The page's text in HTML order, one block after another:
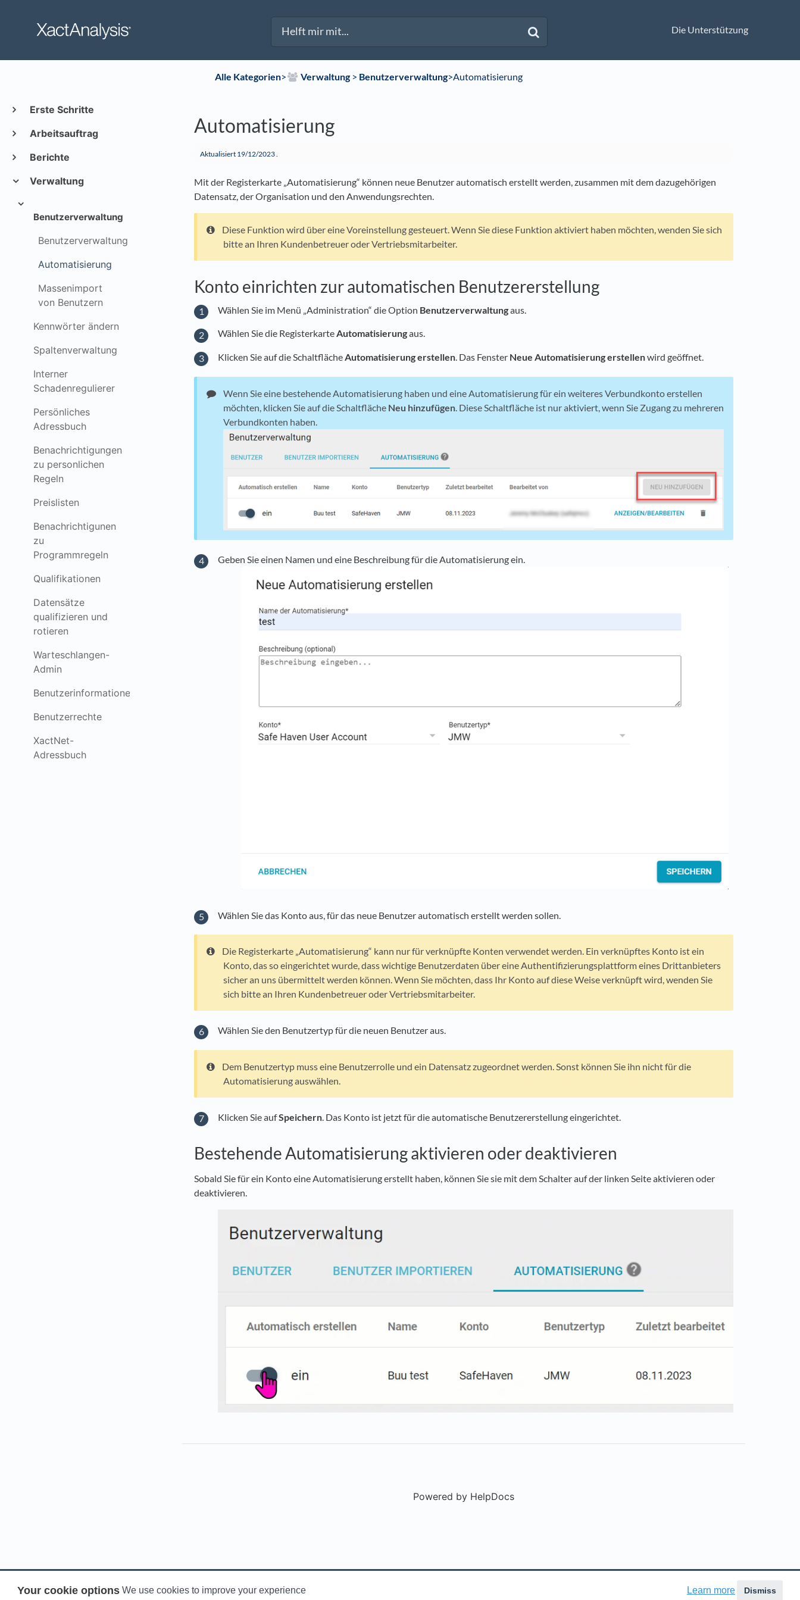
Your cookie options We use cookies to improve your experience Learn more Dismiss
Die Unterstützung
Erste Schritte
Arbeitsauftrag
Berichte
Verwaltung
Benutzerverwaltung
Benutzerverwaltung
Automatisierung
Massenimport
von Benutzern
Kennwörter ändern
Spaltenverwaltung
Interner
Schadenregulierer
Persönliches
Adressbuch
Benachrichtigungen
zu personlichen
Regeln
Preislisten
Benachrichtigunen
zu
Programmregeln
Qualifikationen
Datensätze
qualifizieren und
rotieren
Warteschlangen-
Admin
Benutzerinformationen
Benutzerrechte
XactNet-
Adressbuch
Alle Kategorien​>​ ​Verwaltung​ > ​ ​Benutzerverwaltung​>​ Automatisierung
Automatisierung
Aktualisiert 19/12/2023.
Mit der Registerkarte „Automatisierung“ können neue Benutzer automatisch erstellt werden, zusammen mit dem dazugehörigen
Datensatz, der Organisation und den Anwendungsrechten.
Diese Funktion wird über eine Voreinstellung gesteuert. Wenn Sie diese Funktion aktiviert haben möchten, wenden Sie sich
bitte an Ihren Kundenbetreuer oder Vertriebsmitarbeiter.
Konto einrichten zur automatischen Benutzererstellung
Wählen Sie im Menü „Administration“ die Option Benutzerverwaltungaus.
Wählen Sie die RegisterkarteAutomatisierungaus.
Klicken Sie auf die SchaltflächeAutomatisierung erstellen. Das Fenster Neue Automatisierung erstellenwird geöffnet.
Wenn Sie eine bestehende Automatisierung haben und eine Automatisierung für ein weiteres Verbundkonto erstellen
möchten, klicken Sie auf die Schaltfläche Neu hinzufügen . Diese Schaltfläche ist nur aktiviert, wenn Sie Zugang zu mehreren
Verbundkonten haben.
Geben Sie einen Namen und eine Beschreibung für die Automatisierung ein.
Wählen Sie das Konto aus, für das neue Benutzer automatisch erstellt werden sollen.
Die Registerkarte „Automatisierung“ kann nur für verknüpfte Konten verwendet werden. Ein verknüpftes Konto ist ein
Konto, das so eingerichtet wurde, dass wichtige Benutzerdaten über eine Authentifizierungsplattform eines Drittanbieters
sicher an uns übermittelt werden können. Wenn Sie möchten, dass Ihr Konto auf diese Weise verknüpft wird, wenden Sie
sich bitte an Ihren Kundenbetreuer oder Vertriebsmitarbeiter.
Wählen Sie den Benutzertyp für die neuen Benutzer aus.
Dem Benutzertyp muss eine Benutzerrolle und ein Datensatz zugeordnet werden. Sonst können Sie ihn nicht für die
Automatisierung auswählen.
Klicken Sie aufSpeichern . Das Konto ist jetzt für die automatische Benutzererstellung eingerichtet.
Bestehende Automatisierung aktivieren oder deaktivieren
Sobald Sie für ein Konto eine Automatisierung erstellt haben, können Sie sie mit dem Schalter auf der linken Seite aktivieren oder
deaktivieren.
Powered by HelpDocs